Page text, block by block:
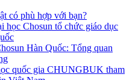
có phù hợp với bạn?
Chosun tổ chức giáo dục
Hàn Quốc: Tổng quan
quốc gia CHUNGBUK tham